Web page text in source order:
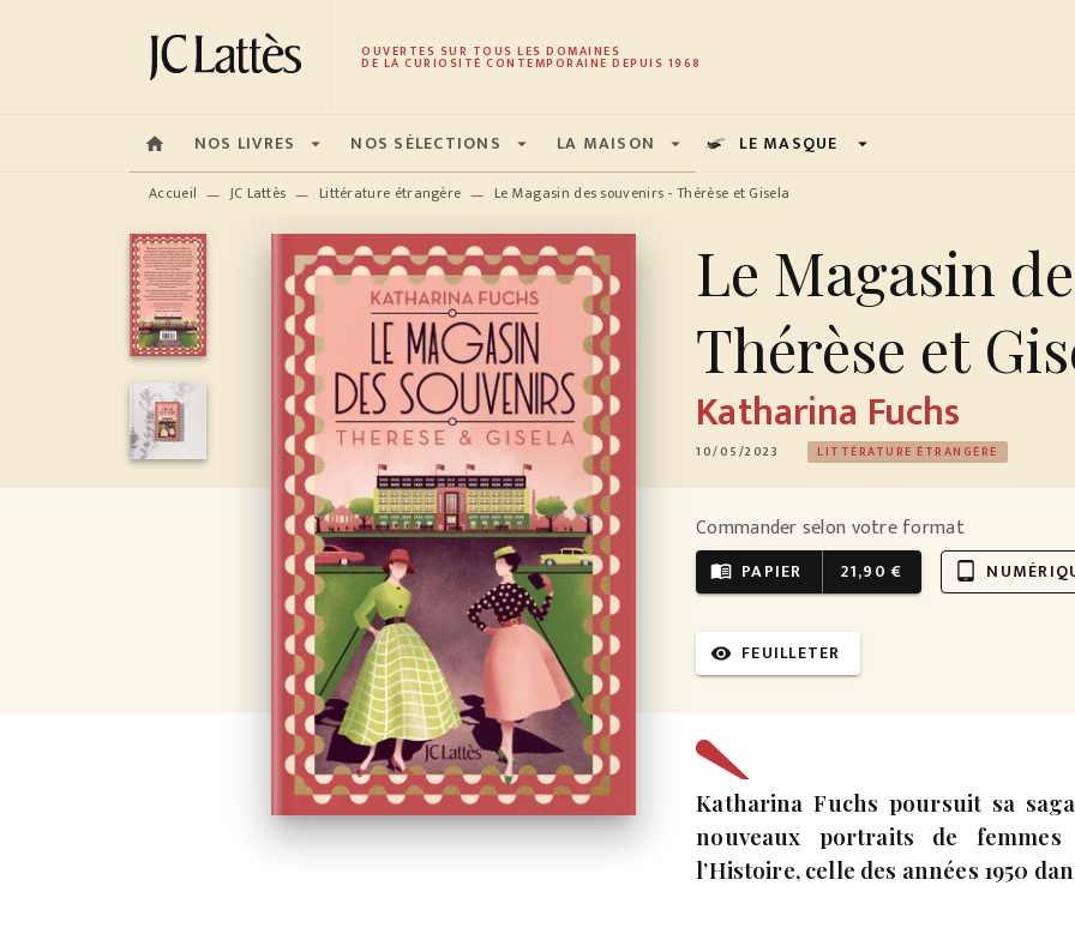
MENU RECHERCHE CONTENU PIED DE PAGE
OUVERTES SUR TOUS LES DOMAINES
DE LA CURIOSITÉ CONTEMPORAINE DEPUIS 1968
home NOS LIVRES arrow_drop_down NOS SÉLECTIONS arrow_drop_down LA MAISON arrow_drop_down LE MASQUE arrow_drop_down
Accueil — JC Lattès — Littérature étrangère — Le Magasin des souvenirs - Thérèse et Gisela
Le Magasin
Thérèse et
Katharina Fuchs
10/05/2023 LITTÉRATURE ÉTRANGÈRE
Commander selon votre format
menu_book PAPIER 21,90 € tablet_android
visibility FEUILLETER
Katharina Fuchs poursuit sa
nouveaux portraits de
l’Histoire, celle des années 1950